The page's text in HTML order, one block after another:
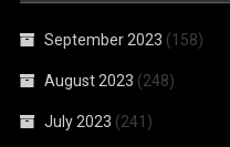
September 2023 (158)
August 2023 (248)
July 2023 (241)